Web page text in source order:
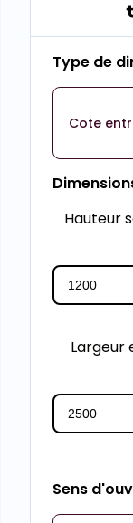
Type de
Cote
Hauteur
Largeur
Sens